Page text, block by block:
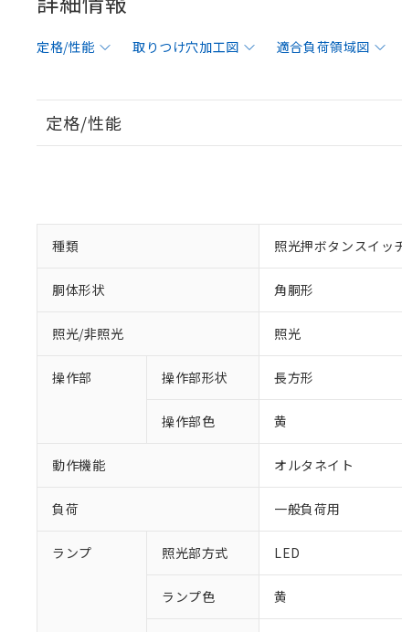
定格/性能 取りつけ穴加工図 適合負荷領域図
定格/性能
種類 照光押ボタンスイッ
胴体形状 角胴形
照光/非照光 照光
操作部 操作部形状 長方形
操作部色 黄
動作機能 オルタネイト
負荷 一般負荷用
ランプ 照光部方式 LED
ランプ色 黄